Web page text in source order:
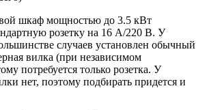
шкаф мощностью до 3.5 кВт
розетку на 16 А/220 В. У
случаев установлен обычный
вилка (при независимом
потребуется только розетка. У
нет, поэтому подбирать придется и